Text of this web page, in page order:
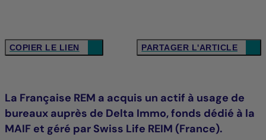
Management
COPIER LE LIEN PARTAGER L'ARTICLE
La Française REM a acquis un actif à usage de
bureaux auprès de Delta Immo, fonds dédié à la
MAIF et géré par Swiss Life REIM (France).